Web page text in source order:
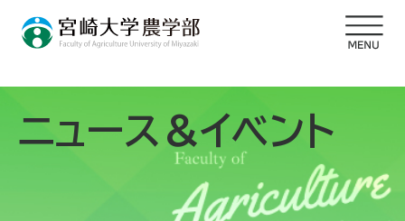
ニュース＆イベント